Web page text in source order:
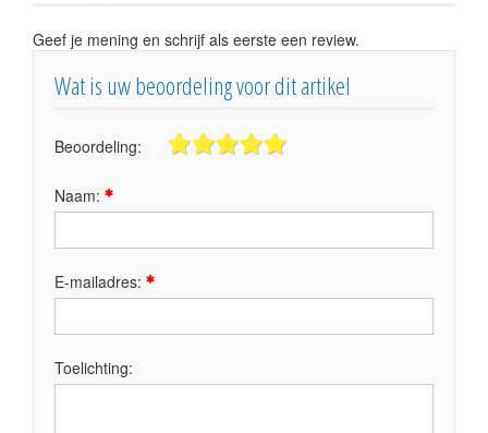
Geef je mening en schrijf als eerste een review.
Wat is uw beoordeling voor dit artikel
Beoordeling:
Naam:
E-mailadres:
Toelichting: